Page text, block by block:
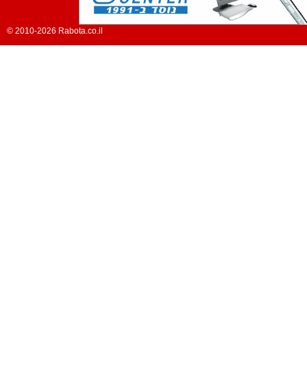
© 2010-2026 Rabota.co.il